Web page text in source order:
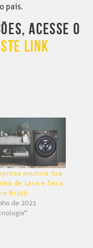
país.
ACESSE O
LINK
anuncia sua
de Lava e Seca
Brasil
de 2021